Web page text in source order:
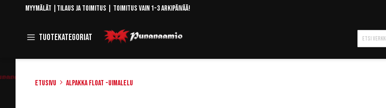
Skip
Myymälät Tilaus ja toimitus | Toimitus vain 1-3 arkipäivää!
Tuotekategoriat Toggle
Navigation
Hae
Etusivu Alpakka Float -uimalelu